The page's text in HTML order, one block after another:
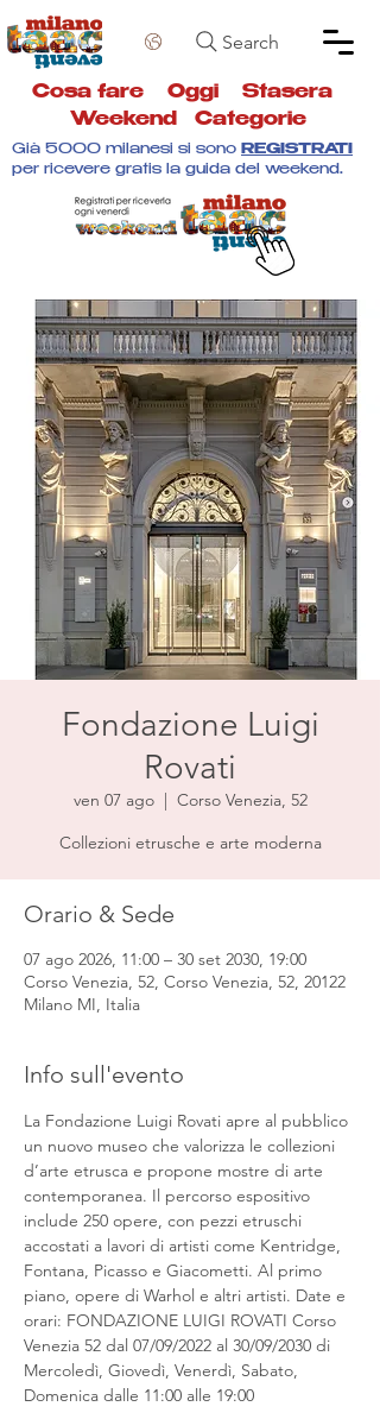
Search
Cosa fare Oggi Stasera
Weekend
Categorie
Già 5000 milanesi si sono REGISTRATI
per ricevere gratis la guida del weekend.
Fondazione Luigi
Rovati
ven 07 ago
  |
Corso Venezia, 52
Collezioni etrusche e arte moderna
Orario & Sede
07 ago 2026, 11:00 – 30 set 2030, 19:00
Corso Venezia, 52, Corso Venezia, 52, 20122
Milano MI, Italia
Info sull'evento
La Fondazione Luigi Rovati apre al pubblico
un nuovo museo che valorizza le collezioni
d’arte etrusca e propone mostre di arte
contemporanea. Il percorso espositivo
include 250 opere, con pezzi etruschi
accostati a lavori di artisti come Kentridge,
Fontana, Picasso e Giacometti. Al primo
piano, opere di Warhol e altri artisti. Date e
orari: FONDAZIONE LUIGI ROVATI Corso
Venezia 52 dal 07/09/2022 al 30/09/2030 di
Mercoledì, Giovedì, Venerdì, Sabato,
Domenica dalle 11:00 alle 19:00